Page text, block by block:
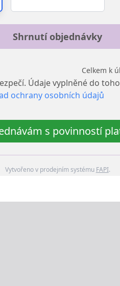
Shrnutí objednávky
Celkem k
Údaje vyplněné do
ochrany osobních údajů
s povinností
Vytvořeno v prodejním systému FAPI.